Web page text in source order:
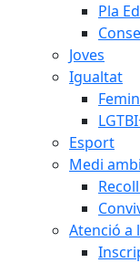
Pla
Joves
Igualtat
Esport
Medi
Atenció a